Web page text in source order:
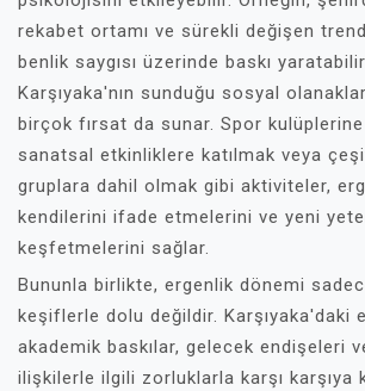
rekabet ortamı ve sürekli değişen
benlik saygısı üzerinde baskı
Karşıyaka'nın sunduğu sosyal
birçok fırsat da sunar. Spor kulüplerine
sanatsal etkinliklere katılmak veya
gruplara dahil olmak gibi aktiviteler,
kendilerini ifade etmelerini ve yeni
keşfetmelerini sağlar.
Bununla birlikte, ergenlik dönemi
keşiflerle dolu değildir. Karşıyaka'daki
akademik baskılar, gelecek endişeleri
ilişkilerle ilgili zorluklarla karşı karşıya